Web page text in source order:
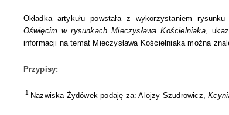
Okładka artykułu powstała z wykorzystaniem
Oświęcim w rysunkach Mieczysława Kościelniaka,
informacji na temat Mieczysława Kościelniaka można
Przypisy:
1 Nazwiska Żydówek podaję za: Alojzy Szudrowicz,